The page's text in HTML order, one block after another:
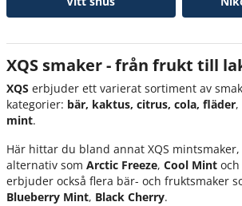
XQS smaker - från frukt till
XQS erbjuder ett varierat sortiment av
kategorier: bär, kaktus, citrus, cola, fläder,
mint.
Här hittar du bland annat XQS
alternativ som Arctic Freeze, Cool Mint och
erbjuder också flera bär- och fruktsmaker
Blueberry Mint, Black Cherry.